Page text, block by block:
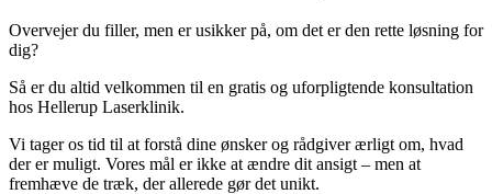
Overvejer du filler, men er usikker på, om det er den rette løsning for
dig?
Så er du altid velkommen til en gratis og uforpligtende konsultation
hos Hellerup Laserklinik.
Vi tager os tid til at forstå dine ønsker og rådgiver ærligt om, hvad
der er muligt. Vores mål er ikke at ændre dit ansigt – men at
fremhæve de træk, der allerede gør det unikt.